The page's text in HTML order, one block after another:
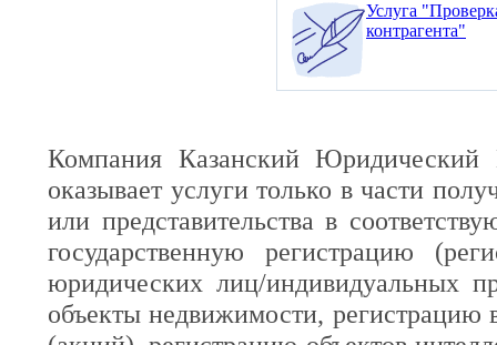
Услуга
контрагента"
Компания Казанский Юридический
оказывает услуги только в части
или представительства в
государственную регистрацию
юридических лиц/индивидуальных
объекты недвижимости, регистрацию